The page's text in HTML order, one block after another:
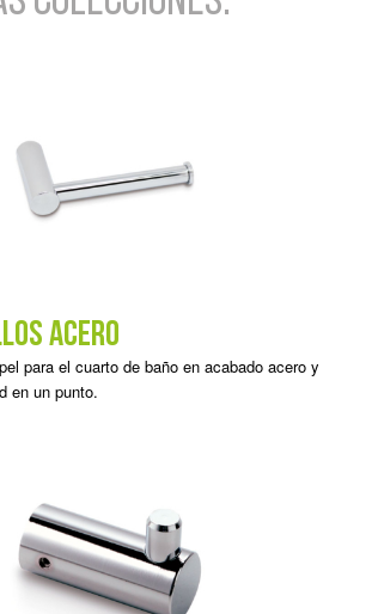
ACERO
para el cuarto de baño en acabado acero y
en un punto.